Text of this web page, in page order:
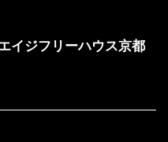
イジフリーハウス京都